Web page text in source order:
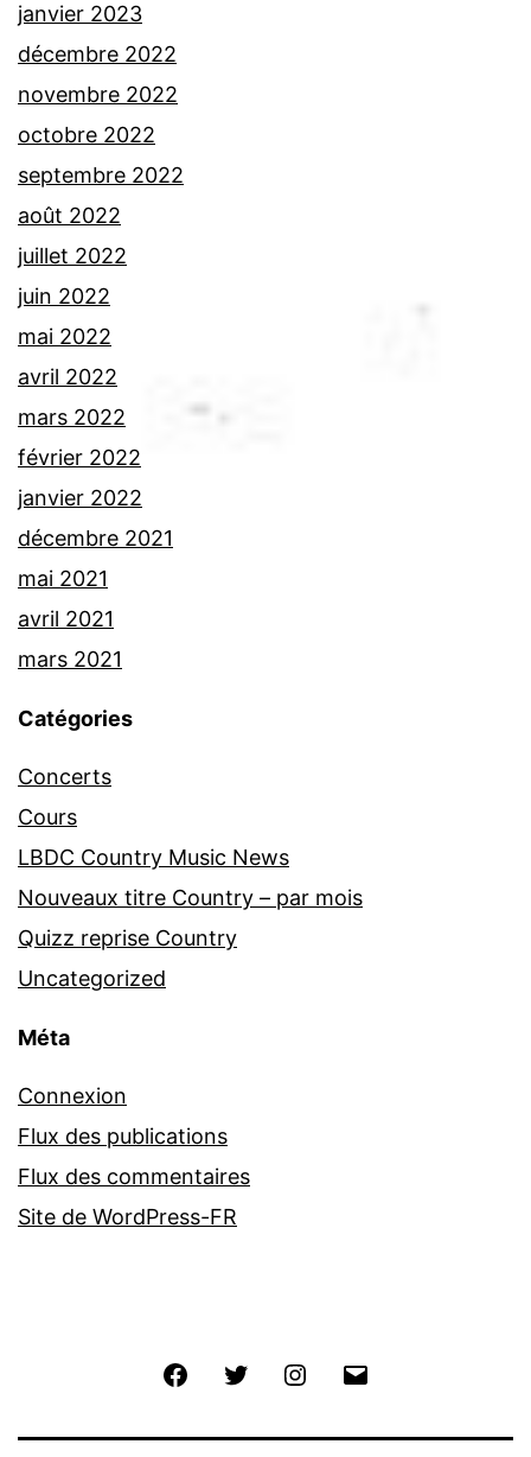
janvier 2023
décembre 2022
novembre 2022
octobre 2022
septembre 2022
août 2022
juillet 2022
juin 2022
mai 2022
avril 2022
mars 2022
février 2022
janvier 2022
décembre 2021
mai 2021
avril 2021
mars 2021
Catégories
Concerts
Cours
LBDC Country Music News
Nouveaux titre Country – par mois
Quizz reprise Country
Uncategorized
Méta
Connexion
Flux des publications
Flux des commentaires
Site de WordPress-FR
FacebookTwitter Instagram